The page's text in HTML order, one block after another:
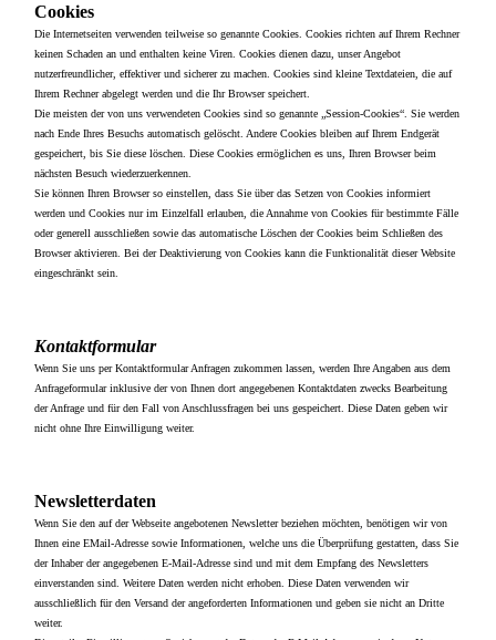
Cookies
Die Internetseiten verwenden teilweise so genannte Cookies. Cookies richten auf Ihrem Rechner
keinen Schaden an und enthalten keine Viren. Cookies dienen dazu, unser Angebot
nutzerfreundlicher, effektiver und sicherer zu machen. Cookies sind kleine Textdateien, die auf
Ihrem Rechner abgelegt werden und die Ihr Browser speichert.
Die meisten der von uns verwendeten Cookies sind so genannte „Session-Cookies“. Sie werden
nach Ende Ihres Besuchs automatisch gelöscht. Andere Cookies bleiben auf Ihrem Endgerät
gespeichert, bis Sie diese löschen. Diese Cookies ermöglichen es uns, Ihren Browser beim
nächsten Besuch wiederzuerkennen.
Sie können Ihren Browser so einstellen, dass Sie über das Setzen von Cookies informiert
werden und Cookies nur im Einzelfall erlauben, die Annahme von Cookies für bestimmte Fälle
oder generell ausschließen sowie das automatische Löschen der Cookies beim Schließen des
Browser aktivieren. Bei der Deaktivierung von Cookies kann die Funktionalität dieser Website
eingeschränkt sein.
Kontaktformular
Wenn Sie uns per Kontaktformular Anfragen zukommen lassen, werden Ihre Angaben aus dem
Anfrageformular inklusive der von Ihnen dort angegebenen Kontaktdaten zwecks Bearbeitung
der Anfrage und für den Fall von Anschlussfragen bei uns gespeichert. Diese Daten geben wir
nicht ohne Ihre Einwilligung weiter.
Newsletterdaten
Wenn Sie den auf der Webseite angebotenen Newsletter beziehen möchten, benötigen wir von
Ihnen eine EMail-Adresse sowie Informationen, welche uns die Überprüfung gestatten, dass Sie
der Inhaber der angegebenen E-Mail-Adresse sind und mit dem Empfang des Newsletters
einverstanden sind. Weitere Daten werden nicht erhoben. Diese Daten verwenden wir
ausschließlich für den Versand der angeforderten Informationen und geben sie nicht an Dritte
weiter.